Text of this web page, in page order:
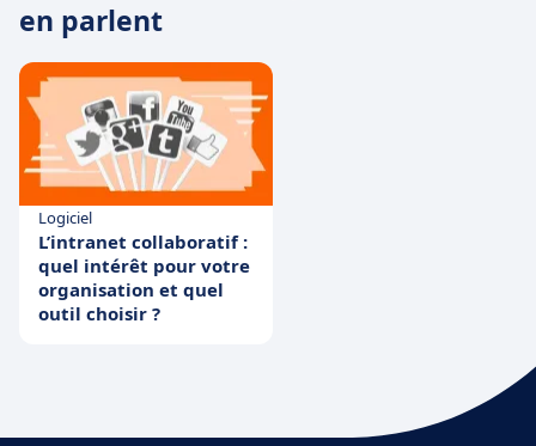
en parlent
Logiciel
L’intranet collaboratif :
quel intérêt pour votre
organisation et quel
outil choisir ?